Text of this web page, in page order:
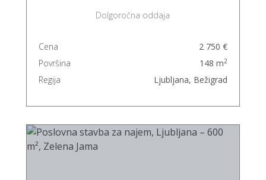
Dolgoročna oddaja
Cena
2 750 €
Površina
148 m2
Regija Ljubljana, Bežigrad